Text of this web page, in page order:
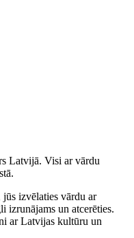
Latvijā. Visi ar vārdu
jūs izvēlaties vārdu ar
izrunājams un atcerēties.
ar Latvijas kultūru un